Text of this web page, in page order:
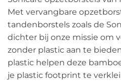
Met vervangbare
tandenborstels zoals de
dichter bij onze missie om
zonder plastic aan te
plastic helpen deze
je plastic footprint te